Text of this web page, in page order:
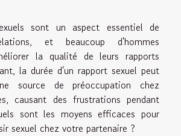
sont un aspect essentiel de
et beaucoup d'hommes
la qualité de leurs rapports
la durée d'un rapport sexuel peut
source de préoccupation chez
causant des frustrations pendant
sont les moyens efficaces pour
sexuel chez votre partenaire ?